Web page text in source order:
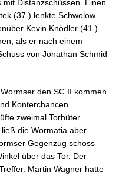
Distanzschüssen. Einen
(37.) lenkte Schwolow
Kevin Knödler (41.)
als er nach einem
von Jonathan Schmid
den SC II kommen
Konterchancen.
zweimal Torhüter
die Wormatia aber
Gegenzug schoss
über das Tor. Der
Martin Wagner hatte